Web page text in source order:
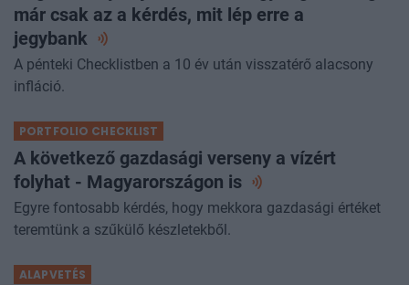
már csak az a kérdés, mit lép erre a
jegybank
A pénteki Checklistben a 10 év után visszatérő alacsony
infláció.
PORTFOLIO CHECKLIST
A következő gazdasági verseny a vízért
folyhat - Magyarországon is
Egyre fontosabb kérdés, hogy mekkora gazdasági értéket
teremtünk a szűkülő készletekből.
ALAPVETÉS